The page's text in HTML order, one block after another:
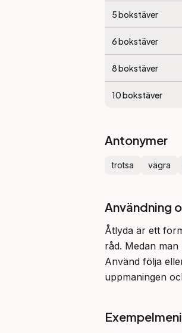
5bokstäver
6bokstäver
8bokstäver
10bokstäver
Antonymer
trotsa vägra
Användning
Åtlyda är ett
råd. Medan man
Använd följa
uppmaningen